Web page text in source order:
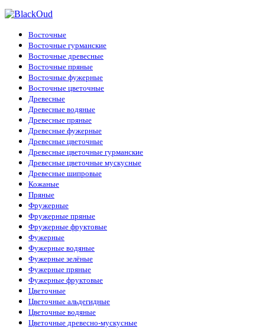
Giorgio Armani
Goldfield & Banks Australia
Gritty (1)
Gucci (2)
Guess (2)
Haute Fragrance (6)
Hermes (2)
Histoires de Parfums
Hormone Paris (5)
Hugo Boss (13)
Initio Parfums (11)
Jaguar (1)
Jean Paul Gaultier (4)
Jil Sander (1)
Jo Malone (12)
John Varvatos
Joop! (1)
Juliette Has A Gun
Kajal (4)
Katty Perry (1)
Kayali (3)
Kenzo (5)
Kilian (26)
La Sultane de Saba
Lacoste (10)
Lanvin (3)
Lattafa Perfumes (51)
Le Labo (15)
Loewe (1)
Восточные
Восточные гурманские
Восточные древесные
Восточные пряные
Восточные фужерные
Восточные цветочные
Древесные
Древесные водяные
Древесные пряные
Древесные фужерные
Древесные цветочные
Древесные цветочные гурманские
Древесные цветочные мускусные
Древесные шипровые
Кожаные
Пряные
Фружерные
Фружерные пряные
Фружерные фруктовые
Фужерные
Фужерные водяные
Фужерные зелёные
Фужерные пряные
Фужерные фруктовые
Цветочные
Цветочные альдегидные
Цветочные водяные
Цветочные древесно-мускусные